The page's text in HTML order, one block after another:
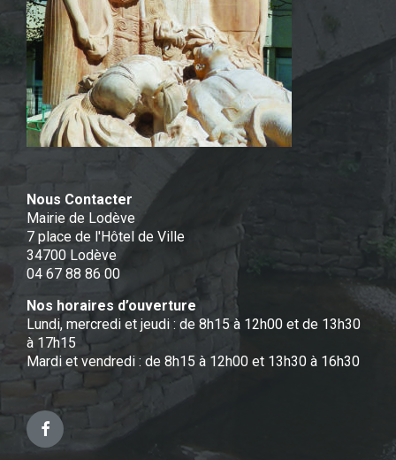
Nous Contacter
Mairie de Lodève
7 place de l'Hôtel de Ville
34700 Lodève
04 67 88 86 00
Nos horaires d’ouverture
Lundi, mercredi et jeudi : de 8h15 à 12h00 et de 13h30
à 17h15
Mardi et vendredi : de 8h15 à 12h00 et 13h30 à 16h30
Facebook